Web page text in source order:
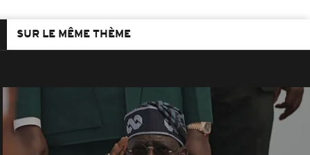
SUR LE MÊME THÈME